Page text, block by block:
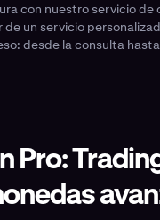
con nuestro servicio de
un servicio
desde la consulta
Pro: